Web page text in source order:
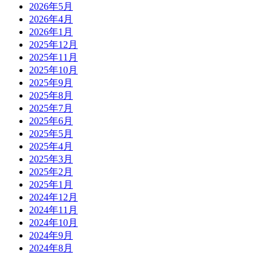
2026年5月
2026年4月
2026年1月
2025年12月
2025年11月
2025年10月
2025年9月
2025年8月
2025年7月
2025年6月
2025年5月
2025年4月
2025年3月
2025年2月
2025年1月
2024年12月
2024年11月
2024年10月
2024年9月
2024年8月